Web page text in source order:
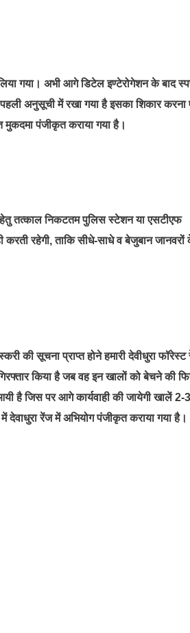
गया। अभी आगे डिटेल इण्टेरोगेशन के बाद
अनुसूची में रखा गया है इसका शिकार
मुकदमा पंजीकृत कराया गया है।
हेतु तत्काल निकटतम पुलिस स्टेशन या एसटीएफ
रहेगी, ताकि सीधे-साधे व बेजुबान जानवरों
की सूचना प्राप्त होने हमारी देवीधुरा
किया है जब वह इन खालों को बेचने की
है जिस पर आगे कार्यवाही की जायेगी खालें 2-3
देवाधुरा रेंज में अभियोग पंजीकृत कराया गया है।